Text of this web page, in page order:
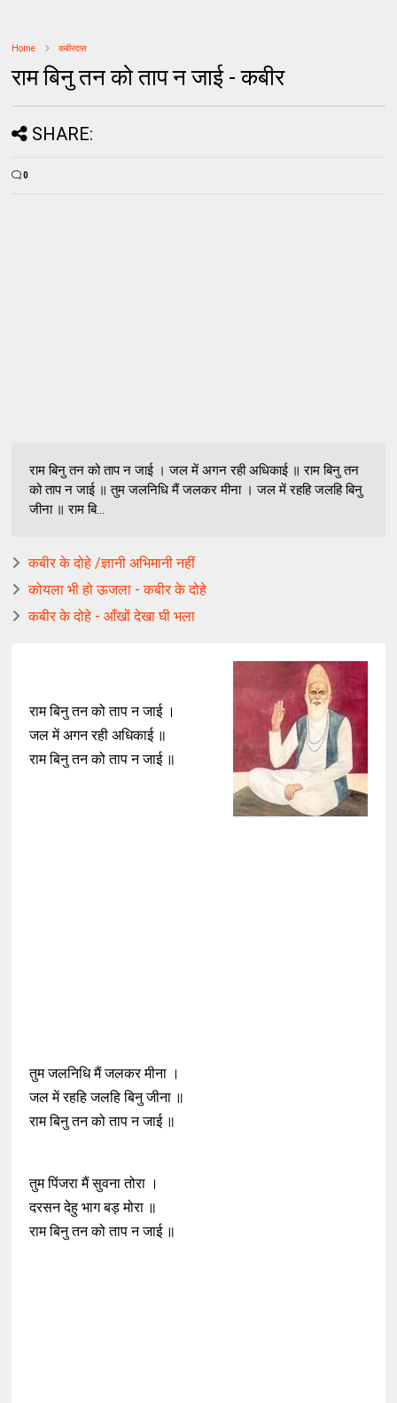
Home कबीरदास
राम बिनु तन को ताप न जाई - कबीर
SHARE:
0
राम बिनु तन को ताप न जाई । जल में अगन रही अधिकाई ॥ राम बिनु तन
को ताप न जाई ॥ तुम जलनिधि मैं जलकर मीना । जल में रहहि जलहि बिनु
जीना ॥ राम बि...
कबीर के दोहे /ज्ञानी अभिमानी नहीं
कोयला भी हो ऊजला - कबीर के दोहे
कबीर के दोहे - आँखों देखा घी भला
राम बिनु तन को ताप न जाई ।
जल में अगन रही अधिकाई ॥
राम बिनु तन को ताप न जाई ॥
तुम जलनिधि मैं जलकर मीना ।
जल में रहहि जलहि बिनु जीना ॥
राम बिनु तन को ताप न जाई ॥
तुम पिंजरा मैं सुवना तोरा ।
दरसन देहु भाग बड़ मोरा ॥
राम बिनु तन को ताप न जाई ॥